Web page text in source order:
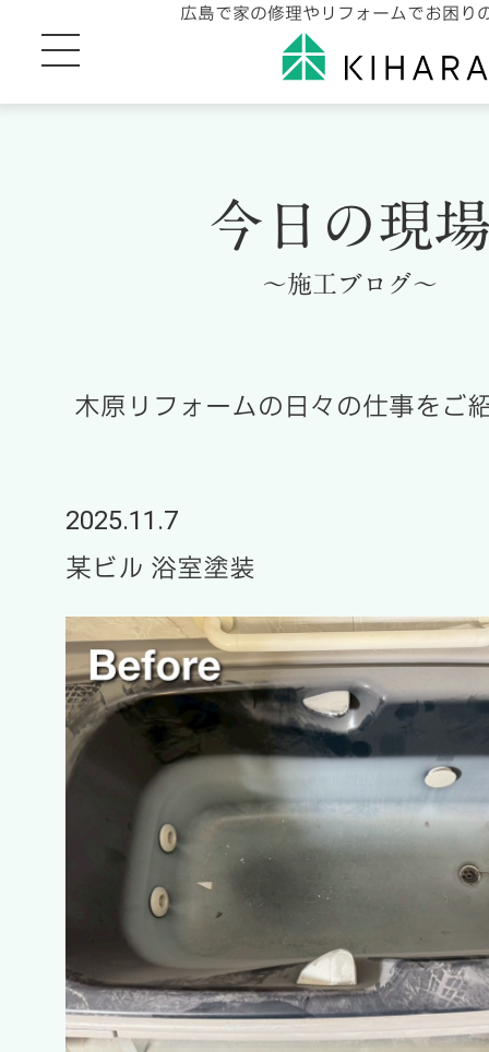
広島で家の修理やリフォームでお困り
今日の現
～施工ブログ～
木原リフォームの日々の仕事をご
2025.11.7
某ビル 浴室塗装